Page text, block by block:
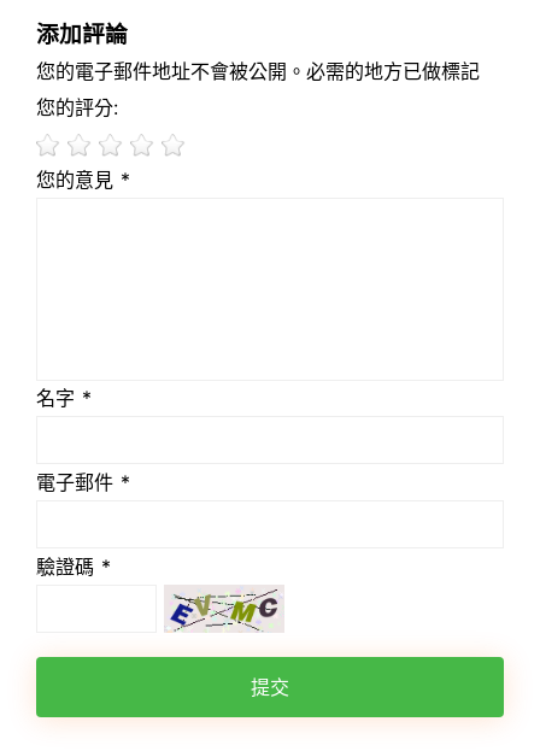
添加評論
您的電子郵件地址不會被公開。必需的地方已做標記
您的評分:
您的意見 *
名字 *
電子郵件 *
驗證碼 *
提交